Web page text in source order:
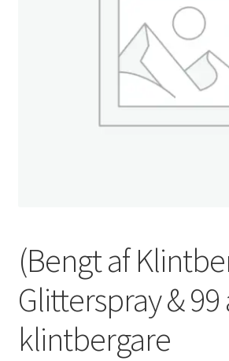
(Bengt af
Glitterspray &
klintbergare